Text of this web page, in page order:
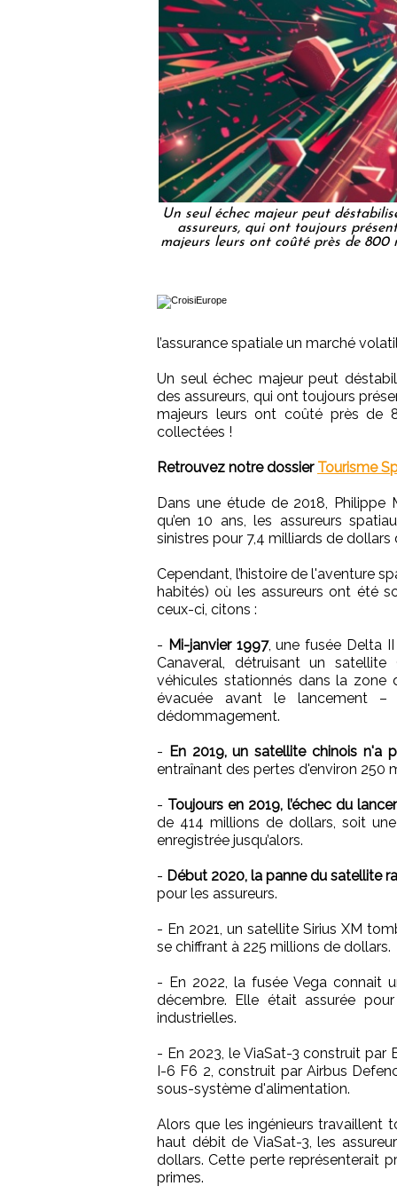
Un seul échec majeur peut
assureurs, qui ont toujours
majeurs leurs ont coûté près de 800
l’assurance spatiale un marché
Un seul échec majeur peut
des assureurs, qui ont toujours
majeurs leurs ont coûté près de
collectées !
Retrouvez notre dossier Tourisme
Dans une étude de 2018, Philippe
qu’en 10 ans, les assureurs
sinistres pour 7,4 milliards de
Cependant, l’histoire de l'aventure
habités) où les assureurs ont été
ceux-ci, citons :
- Mi-janvier 1997, une fusée Delta
Canaveral, détruisant un
véhicules stationnés dans la
évacuée avant le lancement
dédommagement.
- En 2019, un satellite chinois n'a
entraînant des pertes d'environ 250
- Toujours en 2019, l’échec du
de 414 millions de dollars, soit
enregistrée jusqu’alors.
- Début 2020, la panne du satellite
pour les assureurs.
- En 2021, un satellite Sirius XM
se chiffrant à 225 millions de dollars.
- En 2022, la fusée Vega connait
décembre. Elle était assurée
industrielles.
- En 2023, le ViaSat-3 construit
I-6 F6 2, construit par Airbus
sous-système d'alimentation.
Alors que les ingénieurs travaillent
haut débit de ViaSat-3, les
dollars. Cette perte représenterait
primes.